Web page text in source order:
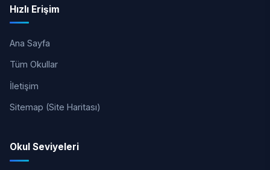
Hızlı Erişim
Ana Sayfa
Tüm Okullar
İletişim
Sitemap (Site Haritası)
Okul Seviyeleri